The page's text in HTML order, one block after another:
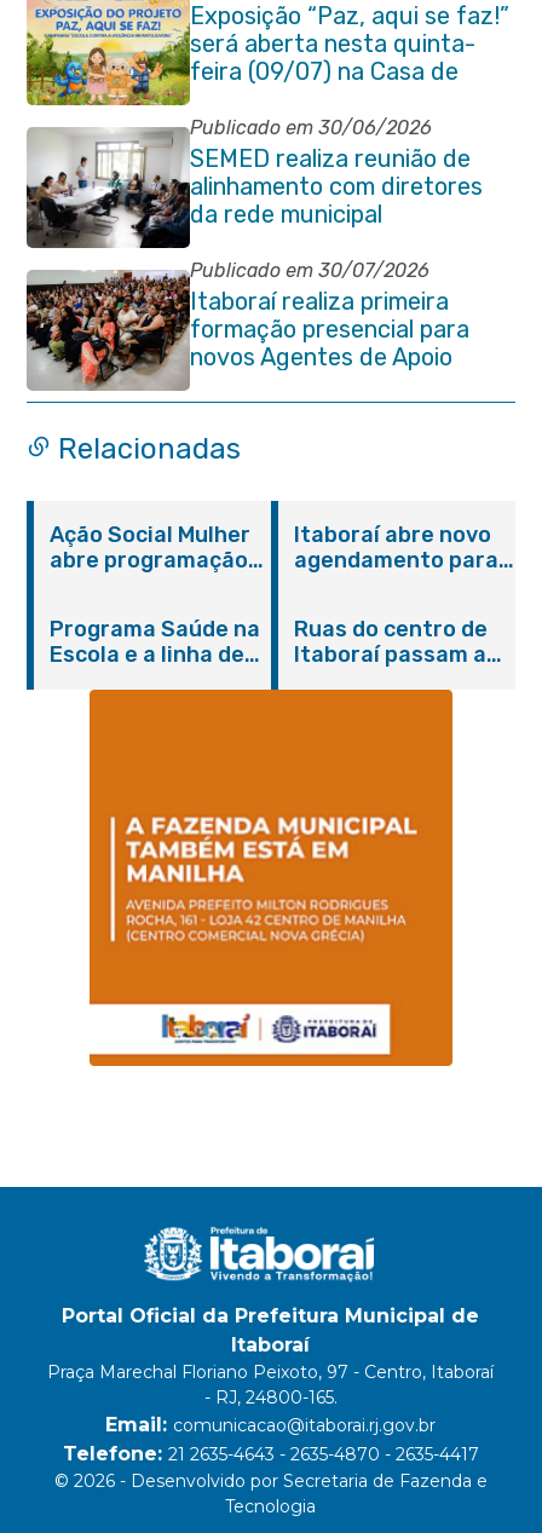
Exposição “Paz, aqui se faz!”
será aberta nesta quinta-
feira (09/07) na Casa de
Cultura Heloísa Alberto
Torres
Publicado em 30/06/2026
SEMED realiza reunião de
alinhamento com diretores
da rede municipal
Publicado em 30/07/2026
Itaboraí realiza primeira
formação presencial para
novos Agentes de Apoio
Escolar
Relacionadas
Ação Social Mulher
abre programação
serviços gratuitos e
orientações
Itaboraí abre novo
agendamento para
Programa Saúde na
Escola e a linha de
Magalhães Seabra
Ruas do centro de
Itaboraí passam a
Portal Oficial da Prefeitura Municipal de
Itaboraí
Praça Marechal Floriano Peixoto, 97 - Centro, Itaboraí
- RJ, 24800-165.
Email: comunicacao@itaborai.rj.gov.br
Telefone: 21 2635-4643 - 2635-4870 - 2635-4417
© 2026 - Desenvolvido por Secretaria de Fazenda e
Tecnologia